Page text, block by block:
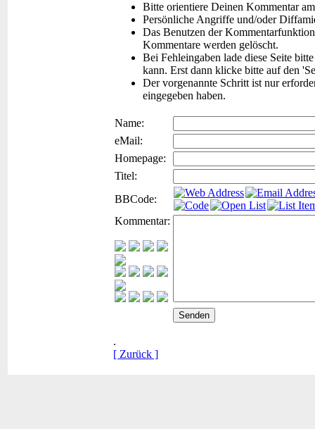
Bitte orientiere Deinen Kommentar
Persönliche Angriffe und/oder
Das Benutzen der
Kommentare werden gelöscht.
Bei Fehleingaben lade diese Seite
kann. Erst dann klicke bitte auf den
Der vorgenannte Schritt ist nur
eingegeben haben.
Name:
eMail:
Homepage:
Titel:
BBCode:
Kommentar:
.
[ Zurück ]